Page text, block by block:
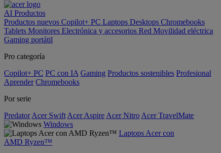
AI Productos
Productos nuevos Copilot+ PC Laptops Desktops Chromebooks
Tablets Monitores Electrónica y accesorios Red Movilidad eléctrica
Gaming portátil
Pro categoría
Copilot+ PC PC con IA Gaming Productos sostenibles Profesional
Aprender Chromebooks
Por serie
Predator Acer Swift Acer Aspire Acer Nitro Acer TravelMate
Windows
Laptops Acer con
AMD Ryzen™